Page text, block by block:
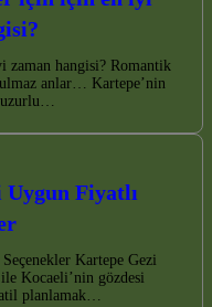
hangisi? Romantik
anlar… Kartepe’nin
Fiyatlı
Kartepe Gezi
Kocaeli’nin gözdesi
planlamak…